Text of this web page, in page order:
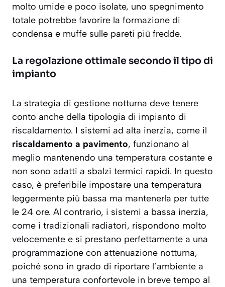
molto umide e poco isolate, uno spegnimento
totale potrebbe favorire la formazione di
condensa e muffe sulle pareti più fredde.
La regolazione ottimale secondo il tipo di
impianto
La strategia di gestione notturna deve tenere
conto anche della tipologia di impianto di
riscaldamento. I sistemi ad alta inerzia, come il
riscaldamento a pavimento, funzionano al
meglio mantenendo una temperatura costante e
non sono adatti a sbalzi termici rapidi. In questo
caso, è preferibile impostare una temperatura
leggermente più bassa ma mantenerla per tutte
le 24 ore. Al contrario, i sistemi a bassa inerzia,
come i tradizionali radiatori, rispondono molto
velocemente e si prestano perfettamente a una
programmazione con attenuazione notturna,
poiché sono in grado di riportare l’ambiente a
una temperatura confortevole in breve tempo al